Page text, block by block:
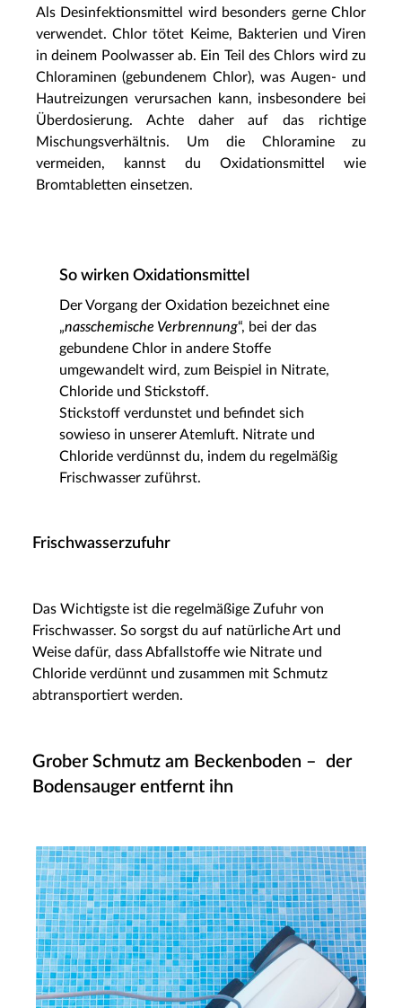
Als Desinfektionsmittel wird besonders gerne Chlor
verwendet. Chlor tötet Keime, Bakterien und Viren
in deinem Poolwasser ab. Ein Teil des Chlors wird zu
Chloraminen (gebundenem Chlor), was Augen- und
Hautreizungen verursachen kann, insbesondere bei
Überdosierung. Achte daher auf das richtige
Mischungsverhältnis. Um die Chloramine zu
vermeiden, kannst du Oxidationsmittel wie
Bromtabletten einsetzen.
So wirken Oxidationsmittel
Der Vorgang der Oxidation bezeichnet eine
„nasschemische Verbrennung“, bei der das
gebundene Chlor in andere Stoffe
umgewandelt wird, zum Beispiel in Nitrate,
Chloride und Stickstoff.
Stickstoff verdunstet und befindet sich
sowieso in unserer Atemluft. Nitrate und
Chloride verdünnst du, indem du regelmäßig
Frischwasser zuführst.
Frischwasserzufuhr
Das Wichtigste ist die regelmäßige Zufuhr von
Frischwasser. So sorgst du auf natürliche Art und
Weise dafür, dass Abfallstoffe wie Nitrate und
Chloride verdünnt und zusammen mit Schmutz
abtransportiert werden.
Grober Schmutz am Beckenboden – der
Bodensauger entfernt ihn